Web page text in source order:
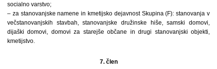
socialno varstvo;
– za stanovanjske namene in kmetijsko dejavnost Skupina (F): stanovanja v
večstanovanjskih stavbah, stanovanjske družinske hiše, samski domovi,
dijaški domovi, domovi za starejše občane in drugi stanovanjski objekti,
kmetijstvo.
7. člen